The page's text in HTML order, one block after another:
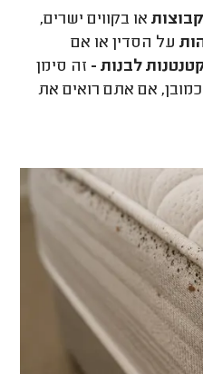
או בקווים ישרים,
על הסדין או אם
לבנות - זה סימן
אם אתם רואים את